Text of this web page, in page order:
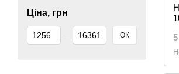
Ціна, грн
Від Ціна, грн
До Ціна, грн ОК